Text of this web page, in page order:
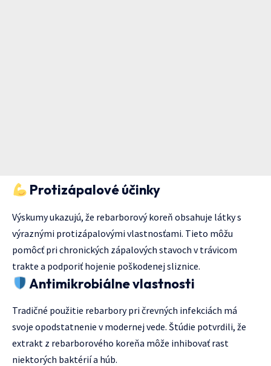
Protizápalové účinky
Výskumy ukazujú, že rebarborový koreň obsahuje látky s
výraznými protizápalovými vlastnosťami. Tieto môžu
pomôcť pri chronických zápalových stavoch v trávicom
trakte a podporiť hojenie poškodenej sliznice.
Antimikrobiálne vlastnosti
Tradičné použitie rebarbory pri črevných infekciách má
svoje opodstatnenie v modernej vede. Štúdie potvrdili, že
extrakt z rebarborového koreňa môže inhibovať rast
niektorých baktérií a húb.